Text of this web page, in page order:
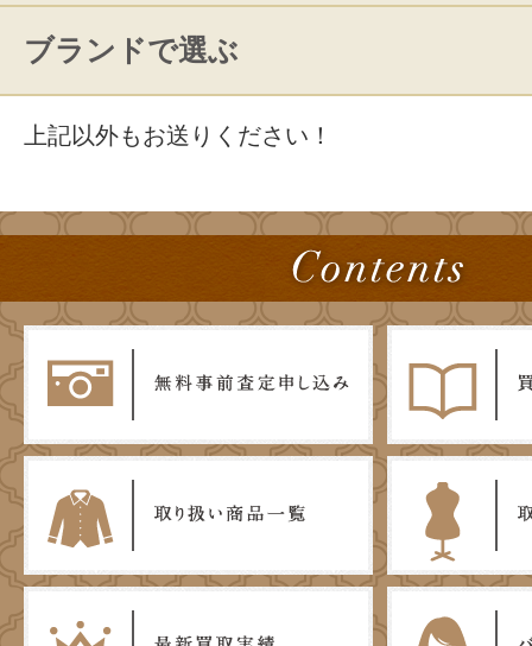
ブランドで選ぶ
上記以外もお送りください！